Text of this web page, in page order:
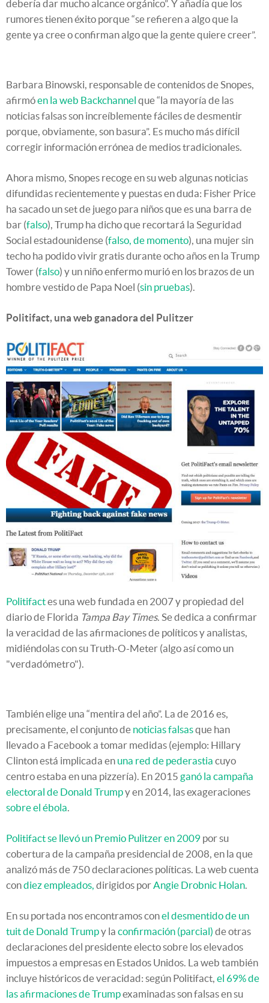
debería dar mucho alcance orgánico”. Y añadía que los
rumores tienen éxito porque “se refieren a algo que la
gente ya cree o confirman algo que la gente quiere creer”.
Barbara Binowski, responsable de contenidos de Snopes,
afirmóen la web Backchannel que “la mayoría de las
noticias falsas son increíblemente fáciles de desmentir
porque, obviamente, son basura”. Es mucho más difícil
corregir información errónea de medios tradicionales.
Ahora mismo, Snopes recoge en su web algunas noticias
difundidas recientemente y puestas en duda: Fisher Price
ha sacado un set de juego para niños que es una barra de
bar (falso), Trump ha dicho que recortará la Seguridad
Social estadounidense (falso, de momento), una mujer sin
techo ha podido vivir gratis durante ocho años en la Trump
Tower (falso) y un niño enfermo murió en los brazos de un
hombre vestido de Papa Noel (sin pruebas).
Politifact, una web ganadora del Pulitzer
Politifactes una web fundada en 2007 y propiedad del
diario de Florida Tampa Bay Times. Se dedica a confirmar
la veracidad de las afirmaciones de políticos y analistas,
midiéndolas con su Truth-O-Meter (algo así como un
"verdadómetro").
También elige una “mentira del año”. La de 2016 es,
precisamente, el conjunto de noticias falsasque han
llevado a Facebook a tomar medidas (ejemplo: Hillary
Clinton está implicada en una red de pederastia cuyo
centro estaba en una pizzería). En 2015 ganó la campaña
electoral de Donald Trumpy en 2014, las exageraciones
sobre el ébola.
Politifact se llevó un Premio Pulitzer en 2009 por su
cobertura de la campaña presidencial de 2008, en la que
analizó más de 750 declaraciones políticas. La web cuenta
condiez empleados, dirigidos porAngie Drobnic Holan.
En su portada nos encontramos conel desmentido de un
tuit de Donald Trumpy la confirmación (parcial) de otras
declaraciones del presidente electo sobre los elevados
impuestos a empresas en Estados Unidos. La web también
incluye históricos de veracidad: según Politifact, el 69% de
las afirmaciones de Trumpexaminadas son falsas en su